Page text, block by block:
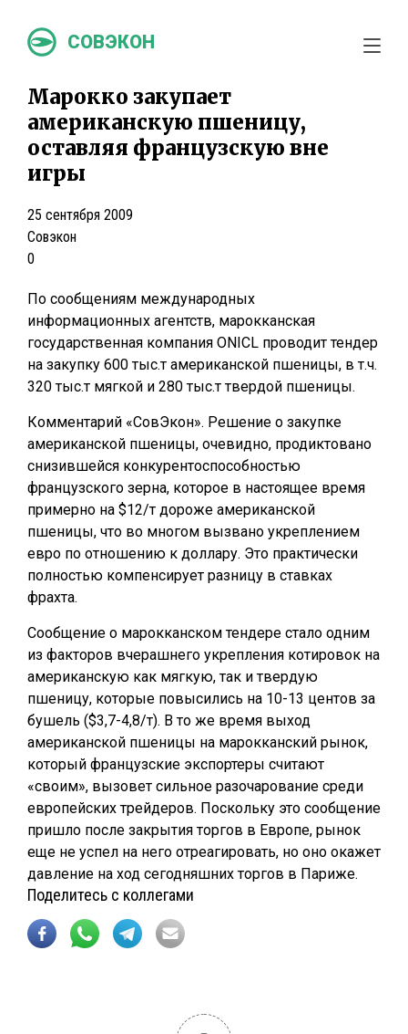
СОВЭКОН
Марокко закупает
американскую пшеницу,
оставляя французскую вне
игры
25 сентября 2009
Совэкон
0
По сообщениям международных
информационных агентств, марокканская
государственная компания ONICL проводит тендер
на закупку 600 тыс.т американской пшеницы, в т.ч.
320 тыс.т мягкой и 280 тыс.т твердой пшеницы.
Комментарий «СовЭкон». Решение о закупке
американской пшеницы, очевидно, продиктовано
снизившейся конкурентоспособностью
французского зерна, которое в настоящее время
примерно на $12/т дороже американской
пшеницы, что во многом вызвано укреплением
евро по отношению к доллару. Это практически
полностью компенсирует разницу в ставках
фрахта.
Сообщение о марокканском тендере стало одним
из факторов вчерашнего укрепления котировок на
американскую как мягкую, так и твердую
пшеницу, которые повысились на 10-13 центов за
бушель ($3,7-4,8/т). В то же время выход
американской пшеницы на марокканский рынок,
который французские экспортеры считают
«своим», вызовет сильное разочарование среди
европейских трейдеров. Поскольку это сообщение
пришло после закрытия торгов в Европе, рынок
еще не успел на него отреагировать, но оно окажет
давление на ход сегодняшних торгов в Париже.
Поделитесь с коллегами